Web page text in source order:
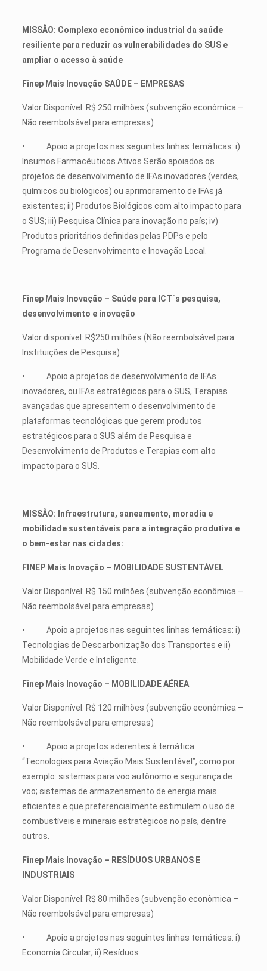
MISSÃO: Complexo econômico industrial da saúde
resiliente para reduzir as vulnerabilidades do SUS e
ampliar o acesso à saúde
Finep Mais Inovação SAÚDE – EMPRESAS
Valor Disponível: R$ 250 milhões (subvenção econômica –
Não reembolsável para empresas)
• Apoio a projetos nas seguintes linhas temáticas: i)
Insumos Farmacêuticos Ativos Serão apoiados os
projetos de desenvolvimento de IFAs inovadores (verdes,
químicos ou biológicos) ou aprimoramento de IFAs já
existentes; ii) Produtos Biológicos com alto impacto para
o SUS; iii) Pesquisa Clínica para inovação no país; iv)
Produtos prioritários definidas pelas PDPs e pelo
Programa de Desenvolvimento e Inovação Local.
Finep Mais Inovação – Saúde para ICT´s pesquisa,
desenvolvimento e inovação
Valor disponível: R$250 milhões (Não reembolsável para
Instituições de Pesquisa)
• Apoio a projetos de desenvolvimento de IFAs
inovadores, ou IFAs estratégicos para o SUS, Terapias
avançadas que apresentem o desenvolvimento de
plataformas tecnológicas que gerem produtos
estratégicos para o SUS além de Pesquisa e
Desenvolvimento de Produtos e Terapias com alto
impacto para o SUS.
MISSÃO: Infraestrutura, saneamento, moradia e
mobilidade sustentáveis para a integração produtiva e
o bem-estar nas cidades:
FINEP Mais Inovação – MOBILIDADE SUSTENTÁVEL
Valor Disponível: R$ 150 milhões (subvenção econômica –
Não reembolsável para empresas)
• Apoio a projetos nas seguintes linhas temáticas: i)
Tecnologias de Descarbonização dos Transportes e ii)
Mobilidade Verde e Inteligente.
Finep Mais Inovação – MOBILIDADE AÉREA
Valor Disponível: R$ 120 milhões (subvenção econômica –
Não reembolsável para empresas)
• Apoio a projetos aderentes à temática
“Tecnologias para Aviação Mais Sustentável”, como por
exemplo: sistemas para voo autônomo e segurança de
voo; sistemas de armazenamento de energia mais
eficientes e que preferencialmente estimulem o uso de
combustíveis e minerais estratégicos no país, dentre
outros.
Finep Mais Inovação – RESÍDUOS URBANOS E
INDUSTRIAIS
Valor Disponível: R$ 80 milhões (subvenção econômica –
Não reembolsável para empresas)
• Apoio a projetos nas seguintes linhas temáticas: i)
Economia Circular; ii) Resíduos